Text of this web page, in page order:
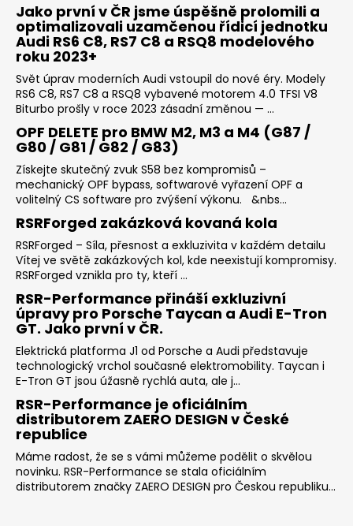
Jako první v ČR jsme úspěšně prolomili a
optimalizovali uzamčenou řídicí jednotku
Audi RS6 C8, RS7 C8 a RSQ8 modelového
roku 2023+
Svět úprav moderních Audi vstoupil do nové éry. Modely
RS6 C8, RS7 C8 a RSQ8 vybavené motorem 4.0 TFSI V8
Biturbo prošly v roce 2023 zásadní změnou — ...
OPF DELETE pro BMW M2, M3 a M4 (G87 /
G80 / G81 / G82 / G83)
Získejte skutečný zvuk S58 bez kompromisů –
mechanický OPF bypass, softwarové vyřazení OPF a
volitelný CS software pro zvýšení výkonu. &nbs...
RSRForged zakázková kovaná kola
RSRForged – Síla, přesnost a exkluzivita v každém detailu
Vítej ve světě zakázkových kol, kde neexistují kompromisy.
RSRForged vznikla pro ty, kteří ...
RSR-Performance přináší exkluzivní
úpravy pro Porsche Taycan a Audi E-Tron
GT. Jako první v ČR.
Elektrická platforma J1 od Porsche a Audi představuje
technologický vrchol současné elektromobility. Taycan i
E-Tron GT jsou úžasně rychlá auta, ale j...
RSR-Performance je oficiálním
distributorem ZAERO DESIGN v České
republice
Máme radost, že se s vámi můžeme podělit o skvělou
novinku. RSR-Performance se stala oficiálním
distributorem značky ZAERO DESIGN pro Českou republiku...